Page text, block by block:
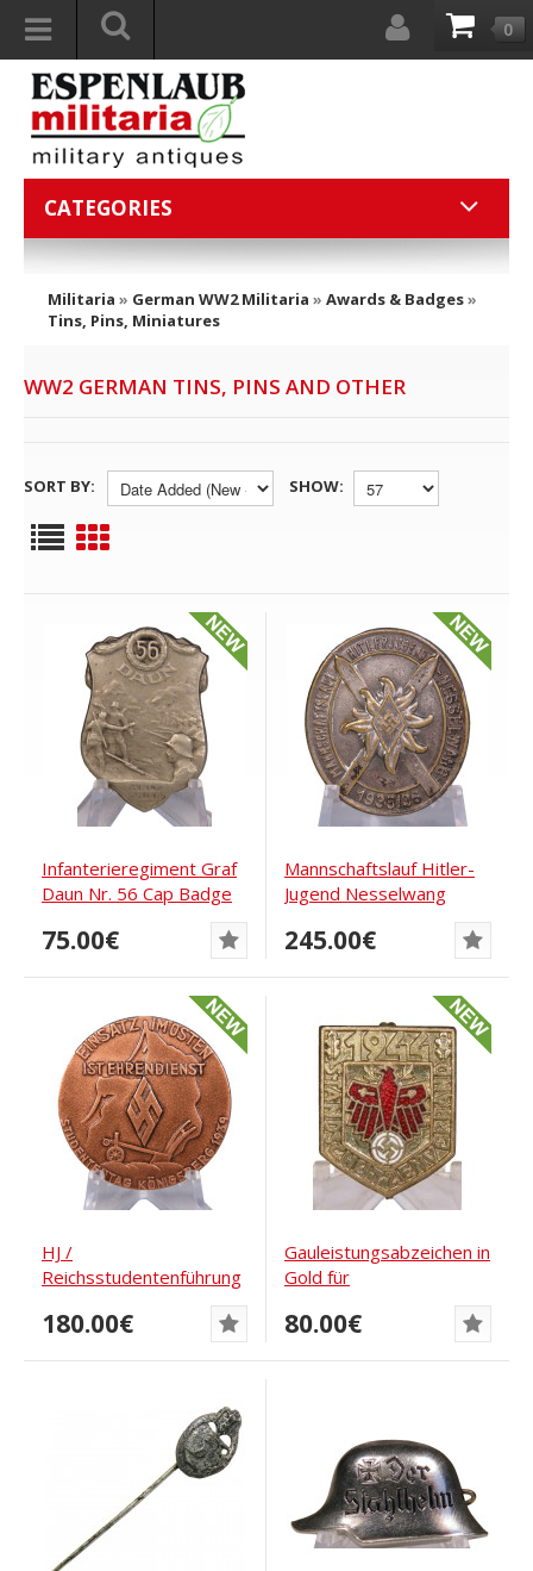
0
CATEGORIES
Militaria » German WW2 Militaria » Awards & Badges»
Tins, Pins, Miniatures
WW2 GERMAN TINS, PINS AND OTHER
SORT BY: SHOW:
Infanterieregiment Graf
Daun Nr. 56 Cap Badge
75.00€
Mannschaftslauf Hitler-
Jugend Nesselwang
245.00€
HJ /
Reichsstudentenführung
180.00€
Gauleistungsabzeichen in
Gold für
Kombinationsschießen...
80.00€